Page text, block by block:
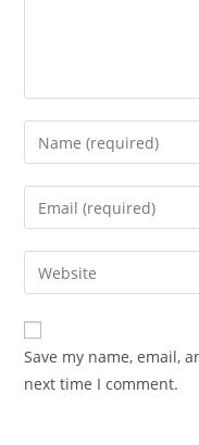
Enter
your
name
comment
Enter
your
email
address
comment
Enter
your
website
URL
(optional)
Save my name, email,
next time I comment.